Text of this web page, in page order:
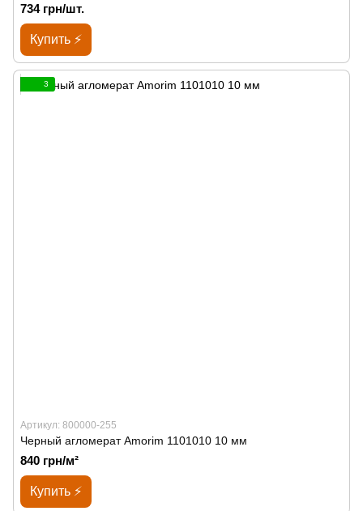
734 грн/шт.
Купить ⚡
3
Артикул: 800000-255
Черный агломерат Amorim 1101010 10 мм
840 грн/м²
Купить ⚡